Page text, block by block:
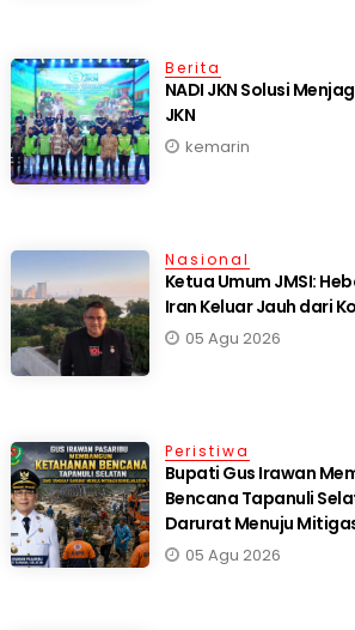
Berita
NADI JKN Solusi
JKN
kemarin
Nasional
Ketua Umum JMSI:
Iran Keluar Jauh dari
05 Agu 2026
Peristiwa
Bupati Gus Irawan
Bencana Tapanuli
Darurat Menuju
05 Agu 2026